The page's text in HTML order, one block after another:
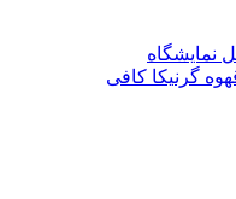
نمایشگاه
گرنیکا کافی